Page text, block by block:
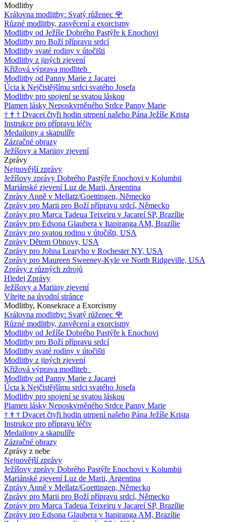
Modlitby
Královna modlitby: Svatý růženec 🌹
Různé modlitby, zasvěcení a exorcismy
Modlitby od Ježíše Dobrého Pastýře k Enochovi
Modlitby pro Boží přípravu srdcí
Modlitby svaté rodiny v útočišti
Modlitby z jiných zjevení
Křižová výprava modliteb
Modlitby od Panny Marie z Jacarei
Úcta k Nejčistějšímu srdci svatého Josefa
Modlitby pro spojení se svatou láskou
Plamen lásky Neposkvrněného Srdce Panny Marie
† † † Dvacet čtyři hodin utrpení našeho Pána Ježíše Krista
Instrukce pro přípravu léčiv
Medailony a skapulíře
Zázračné obrazy
Ježíšovy a Mariiny zjevení
Zprávy
Nejnovější zprávy
Ježíšovy zprávy Dobrého Pastýře Enochovi v Kolumbii
Mariánské zjevení Luz de Marii, Argentina
Zprávy Anně v Mellatz/Goettingen, Německo
Zprávy pro Marii pro Boží přípravu srdcí, Německo
Zprávy pro Marca Tadeua Teixeiru v Jacareí SP, Brazílie
Zprávy pro Edsona Glaubera v Itapiranga AM, Brazílie
Zprávy pro svatou rodinu v útočišti, USA
Zprávy Dětem Obnovy, USA
Zprávy pro Johna Learyho v Rochester NY, USA
Zprávy pro Maureen Sweeney-Kyle ve North Ridgeville, USA
Zprávy z různých zdrojů
Hledej Zprávy
Ježíšovy a Mariiny zjevení
Vítejte na úvodní stránce
Modlitby, Konsekrace a Exorcismy
Královna modlitby: Svatý růženec 🌹
Různé modlitby, zasvěcení a exorcismy
Modlitby od Ježíše Dobrého Pastýře k Enochovi
Modlitby pro Boží přípravu srdcí
Modlitby svaté rodiny v útočišti
Modlitby z jiných zjevení
Křižová výprava modliteb
Modlitby od Panny Marie z Jacarei
Úcta k Nejčistějšímu srdci svatého Josefa
Modlitby pro spojení se svatou láskou
Plamen lásky Neposkvrněného Srdce Panny Marie
† † † Dvacet čtyři hodin utrpení našeho Pána Ježíše Krista
Instrukce pro přípravu léčiv
Medailony a skapulíře
Zázračné obrazy
Zprávy z nebe
Nejnovější zprávy
Ježíšovy zprávy Dobrého Pastýře Enochovi v Kolumbii
Mariánské zjevení Luz de Marii, Argentina
Zprávy Anně v Mellatz/Goettingen, Německo
Zprávy pro Marii pro Boží přípravu srdcí, Německo
Zprávy pro Marca Tadeua Teixeiru v Jacareí SP, Brazílie
Zprávy pro Edsona Glaubera v Itapiranga AM, Brazílie